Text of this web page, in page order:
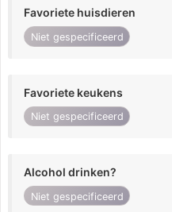
Favoriete huisdieren
Niet gespecificeerd
Favoriete keukens
Niet gespecificeerd
Alcohol drinken?
Niet gespecificeerd